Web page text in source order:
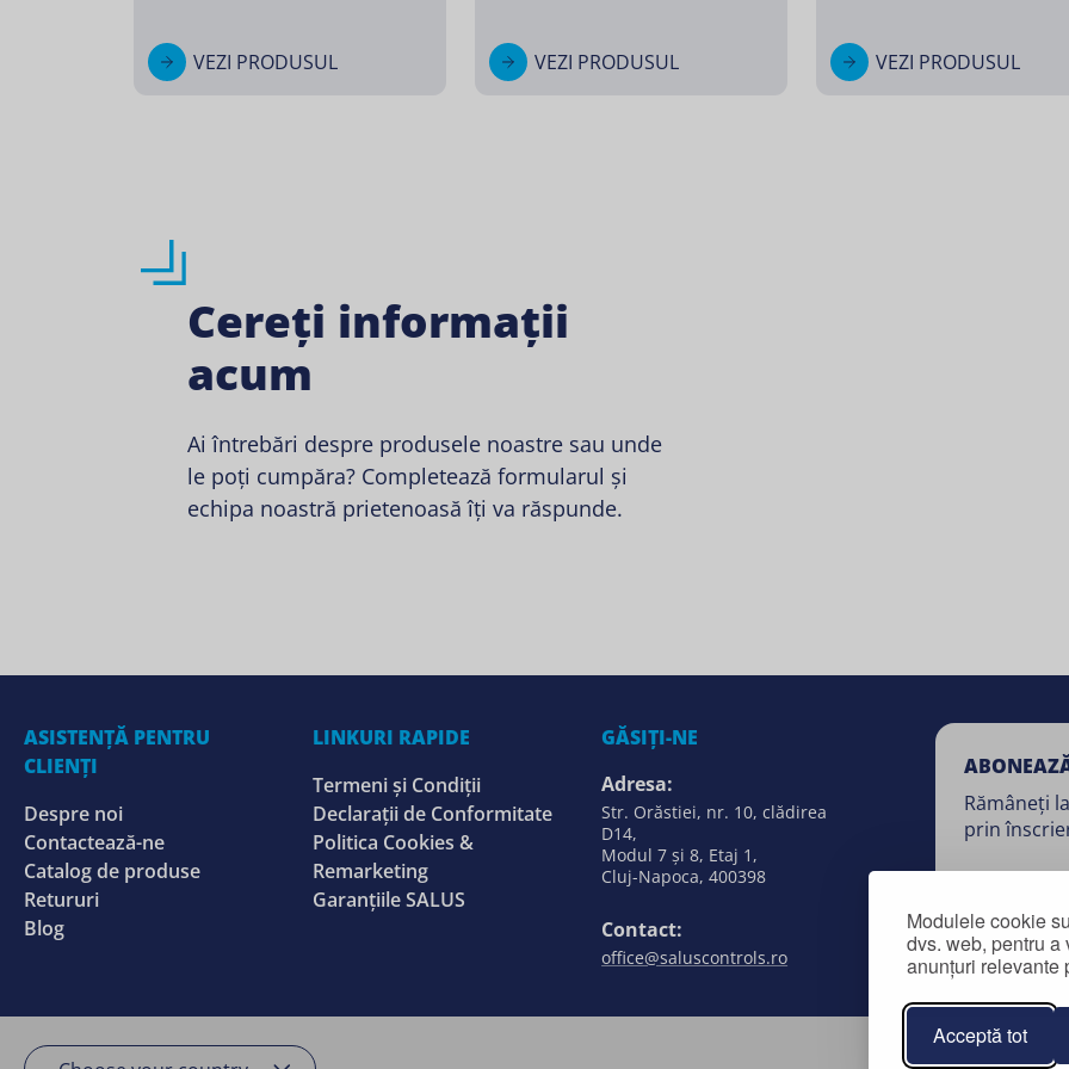
Modulele cookie
dvs. web, pentru
anunțuri relevante
Acceptă tot
VEZI PRODUSUL VEZI PRODUSUL VEZI PRODUSUL
Cereți informații
acum
Ai întrebări despre produsele noastre sau unde
le poți cumpăra? Completează formularul și
echipa noastră prietenoasă îți va răspunde.
ASISTENȚĂ PENTRU
CLIENȚI
Despre noi
Contactează-ne
Catalog de produse
Retururi
Blog
LINKURI RAPIDE
Termeni și Condiții
Declarații de Conformitate
Politica Cookies &
Remarketing
Garanțiile SALUS
GĂSIȚI-NE
Adresa:
Str. Orăstiei, nr. 10, clădirea
D14,
Modul 7 și 8, Etaj 1,
Cluj-Napoca, 400398
Contact:
office@saluscontrols.ro
Rămâneți
prin